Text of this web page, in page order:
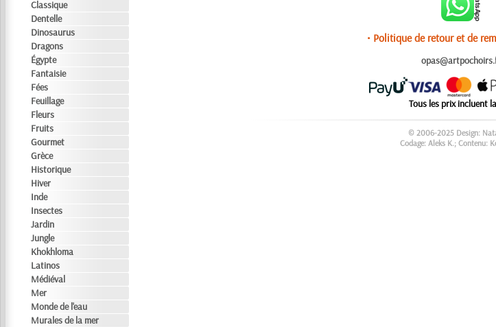
Classique
Dentelle
Dinosaurus
Dragons
Égypte
Fantaisie
Fées
Feuillage
Fleurs
Fruits
Gourmet
Grèce
Historique
Hiver
Inde
Insectes
Jardin
Jungle
Khokhloma
Latinos
Médiéval
Mer
Monde de l'eau
Murales de la mer
• Politique de retour et de
Tous les prix incluent
© 2006-2025 Design:
Codage: Aleks K.; Contenu: